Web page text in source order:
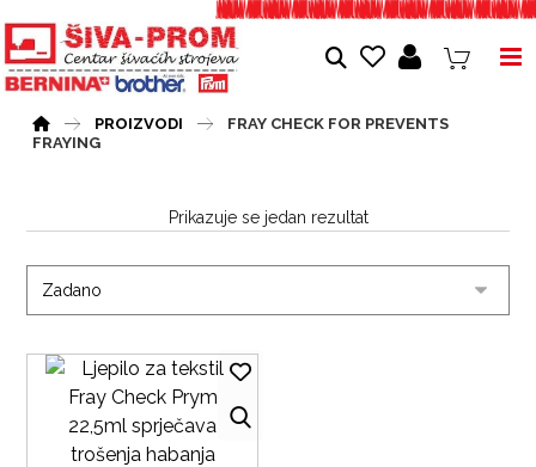
PROIZVODI
FRAY CHECK FOR PREVENTS
FRAYING
Prikazuje se jedan rezultat